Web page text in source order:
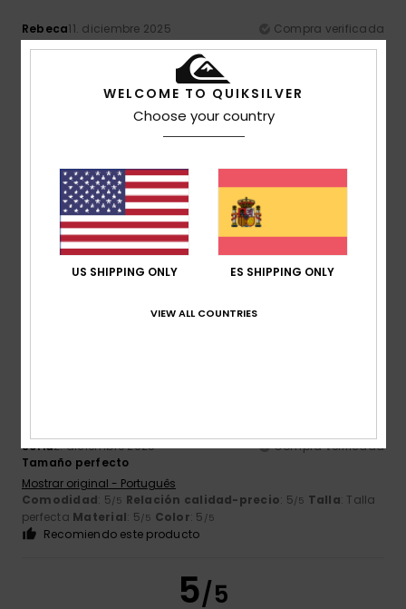
Rebeca11. diciembre 2025
Compra verificada
Me gusta el color
: 5/5 Talla
Recomiendo este producto
4
11. diciembre 2025
Compra verificada
Precio elevado aún estando rebajado
Comodidad: 5/5 Relación calidad-precio: 4/5 Talla
Sofia2. diciembre 2025
Compra verificada
Tamaño perfecto
Mostrar original - Português
Comodidad: 5/5 Relación calidad-precio: 5/5 Talla: Talla
perfecta Material: 5/5 Color: 5 /5
Recomiendo este producto
5/5
WELCOME TO QUIKSILVER
Choose your country
US SHIPPING ONLY ES SHIPPING ONLY
VIEW ALL COUNTRIES